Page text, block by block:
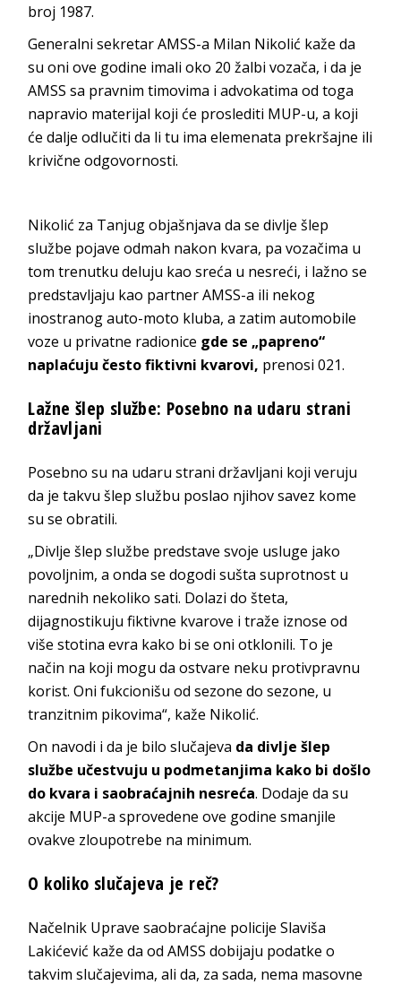
broj 1987.
Generalni sekretar AMSS-a Milan Nikolić kaže da
su oni ove godine imali oko 20 žalbi vozača, i da je
AMSS sa pravnim timovima i advokatima od toga
napravio materijal koji će proslediti MUP-u, a koji
će dalje odlučiti da li tu ima elemenata prekršajne ili
krivične odgovornosti.
Nikolić za Tanjug objašnjava da se divlje šlep
službe pojave odmah nakon kvara, pa vozačima u
tom trenutku deluju kao sreća u nesreći, i lažno se
predstavljaju kao partner AMSS-a ili nekog
inostranog auto-moto kluba, a zatim automobile
voze u privatne radionice gde se „papreno“
naplaćuju često fiktivni kvarovi, prenosi 021.
Lažne šlep službe: Posebno na udaru strani
državljani
Posebno su na udaru strani državljani koji veruju
da je takvu šlep službu poslao njihov savez kome
su se obratili.
„Divlje šlep službe predstave svoje usluge jako
povoljnim, a onda se dogodi sušta suprotnost u
narednih nekoliko sati. Dolazi do šteta,
dijagnostikuju fiktivne kvarove i traže iznose od
više stotina evra kako bi se oni otklonili. To je
način na koji mogu da ostvare neku protivpravnu
korist. Oni fukcionišu od sezone do sezone, u
tranzitnim pikovima“, kaže Nikolić.
On navodi i da je bilo slučajeva da divlje šlep
službe učestvuju u podmetanjima kako bi došlo
do kvara i saobraćajnih nesreća. Dodaje da su
akcije MUP-a sprovedene ove godine smanjile
ovakve zloupotrebe na minimum.
O koliko slučajeva je reč?
Načelnik Uprave saobraćajne policije Slaviša
Lakićević kaže da od AMSS dobijaju podatke o
takvim slučajevima, ali da, za sada, nema masovne